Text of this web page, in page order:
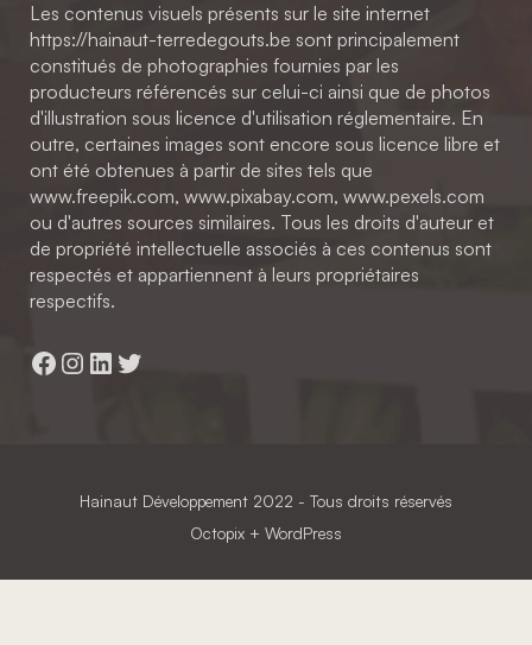
Les contenus visuels présents sur le site internet
https://hainaut-terredegouts.be sont principalement
constitués de photographies fournies par les
producteurs référencés sur celui-ci ainsi que de photos
d'illustration sous licence d'utilisation réglementaire. En
outre, certaines images sont encore sous licence libre et
ont été obtenues à partir de sites tels que
www.freepik.com, www.pixabay.com, www.pexels.com
ou d'autres sources similaires. Tous les droits d'auteur et
de propriété intellectuelle associés à ces contenus sont
respectés et appartiennent à leurs propriétaires
respectifs.
Facebook
Instagram
LinkedIn
Twitter
Hainaut Développement 2022 - Tous droits réservés
Octopix + WordPress